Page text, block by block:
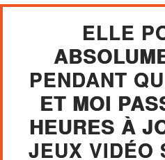
ELLE
PENDANT
ET MOI
HEURES À
JEUX VIDÉO